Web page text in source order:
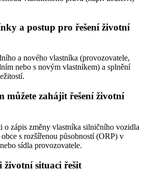
a postup pro řešení životní
a nového vlastníka (provozovatele,
nebo s novým vlastníkem) a splnění
můžete zahájit řešení životní
o zápis změny vlastníka silničního vozidla
s rozšířenou působností (ORP) v
sídla provozovatele.
životní situaci řešit